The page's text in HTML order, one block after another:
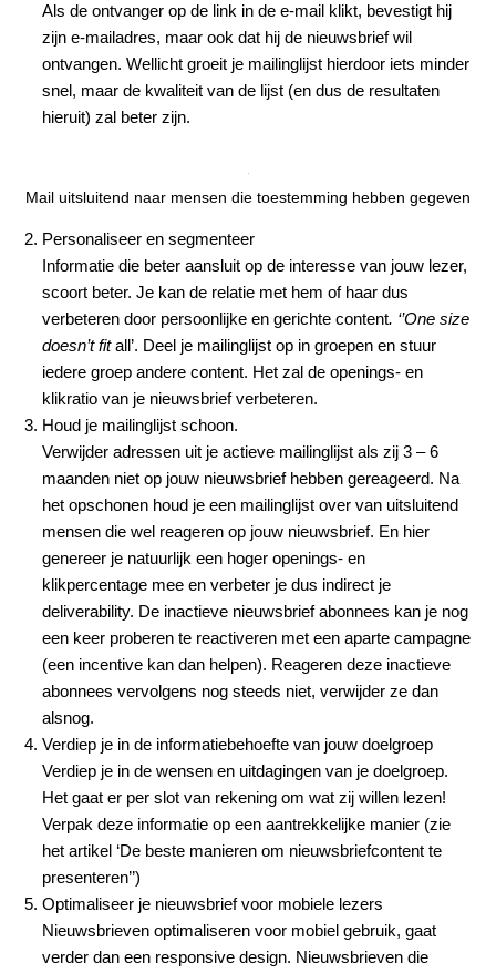
Als de ontvanger op de link in de e-mail klikt, bevestigt hij
zijn e-mailadres, maar ook dat hij de nieuwsbrief wil
ontvangen. Wellicht groeit je mailinglijst hierdoor iets minder
snel, maar de kwaliteit van de lijst (en dus de resultaten
hieruit) zal beter zijn.
Mail uitsluitend naar mensen die toestemming hebben gegeven
Personaliseer en segmenteer
Informatie die beter aansluit op de interesse van jouw lezer,
scoort beter. Je kan de relatie met hem of haar dus
verbeteren door persoonlijke en gerichte content. ‘’One size
doesn’t fitall’. Deel je mailinglijst op in groepen en stuur
iedere groep andere content. Het zal de openings- en
klikratio van je nieuwsbrief verbeteren.
Houd je mailinglijst schoon.
Verwijder adressen uit je actieve mailinglijst als zij 3 – 6
maanden niet op jouw nieuwsbrief hebben gereageerd. Na
het opschonen houd je een mailinglijst over van uitsluitend
mensen die wel reageren op jouw nieuwsbrief. En hier
genereer je natuurlijk een hoger openings- en
klikpercentage mee en verbeter je dus indirect je
deliverability. De inactieve nieuwsbrief abonnees kan je nog
een keer proberen te reactiveren met een aparte campagne
(een incentive kan dan helpen). Reageren deze inactieve
abonnees vervolgens nog steeds niet, verwijder ze dan
alsnog.
Verdiep je in de informatiebehoefte van jouw doelgroep
Verdiep je in de wensen en uitdagingen van je doelgroep.
Het gaat er per slot van rekening om wat zij willen lezen!
Verpak deze informatie op een aantrekkelijke manier (zie
het artikel ‘De beste manieren om nieuwsbriefcontent te
presenteren’’)
Optimaliseer je nieuwsbrief voor mobiele lezers
Nieuwsbrieven optimaliseren voor mobiel gebruik, gaat
verder dan een responsive design. Nieuwsbrieven die